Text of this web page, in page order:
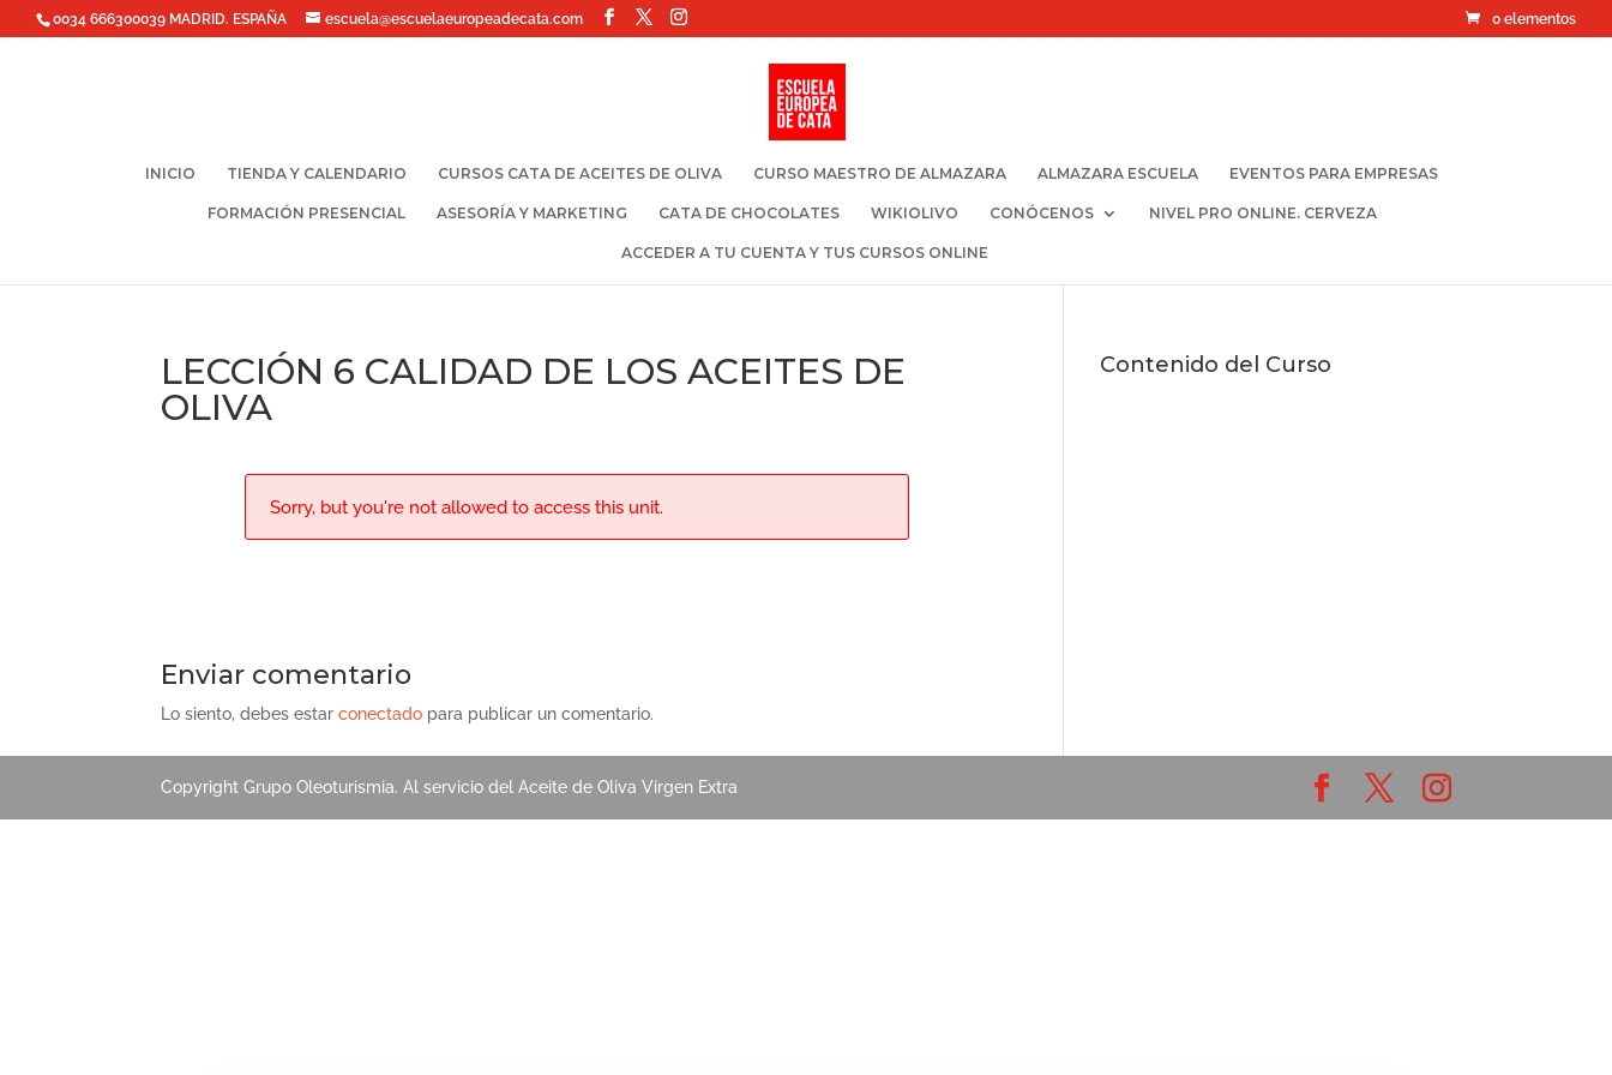
0034 666300039 MADRID. ESPAÑA escuela@escuelaeuropeadecata.com 0 elementos
INICIO TIENDA Y CALENDARIO CURSOS CATA DE ACEITES DE OLIVA CURSO MAESTRO DE ALMAZARA ALMAZARA ESCUELA EVENTOS PARA EMPRESAS
FORMACIÓN PRESENCIAL ASESORÍA Y MARKETING CATA DE CHOCOLATES WIKIOLIVO CONÓCENOS NIVEL PRO ONLINE. CERVEZA
ACCEDER A TU CUENTA Y TUS CURSOS ONLINE
LECCIÓN 6 CALIDAD DE LOS ACEITES DE
OLIVA
Sorry, but you're not allowed to access this unit.
Enviar comentario
Lo siento, debes estarconectado para publicar un comentario.
Contenido del Curso
Copyright Grupo Oleoturismia. Al servicio del Aceite de Oliva Virgen Extra